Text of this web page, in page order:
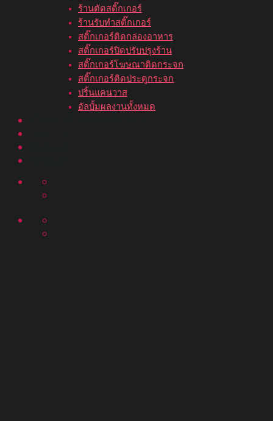
ร้านตัดสติ๊กเกอร์
ร้านรับทำสติ๊กเกอร์
สติ๊กเกอร์ติดกล่องอาหาร
สติ๊กเกอร์ปิดปรับปรุงร้าน
สติ๊กเกอร์โฆษณาติดกระจก
สติ๊กเกอร์ติดประตูกระจก
ปริ้นแคนวาส
อัลบั้มผลงานทั้งหมด